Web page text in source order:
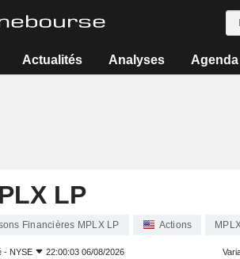
Actualités Analyses Agenda
LP
Financières MPLX LP Actions
- NYSE 22:00:03 06/08/2026